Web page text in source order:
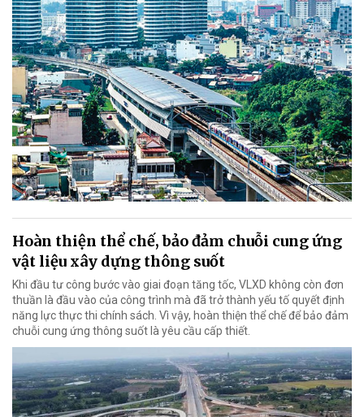
Hoàn thiện thể chế, bảo đảm chuỗi cung ứng
vật liệu xây dựng thông suốt
Khi đầu tư công bước vào giai đoạn tăng tốc, VLXD không còn đơn
thuần là đầu vào của công trình mà đã trở thành yếu tố quyết định
năng lực thực thi chính sách. Vì vậy, hoàn thiện thể chế để bảo đảm
chuỗi cung ứng thông suốt là yêu cầu cấp thiết.